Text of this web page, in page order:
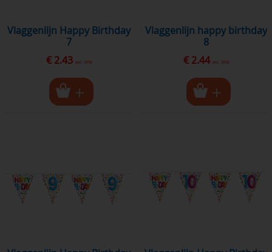
vlaggenlijn Happy Birthday
7
€ 2.43 excl. BTW
vlaggenlijn happy birthday
8
€ 2.44 excl. BTW